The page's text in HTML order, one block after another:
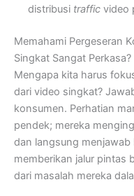
distribusi traffic video
Memahami Pergeseran
Singkat Sangat Perkasa?
Mengapa kita harus
dari video singkat?
konsumen. Perhatian
pendek; mereka
dan langsung
memberikan jalur pintas
dari masalah mereka